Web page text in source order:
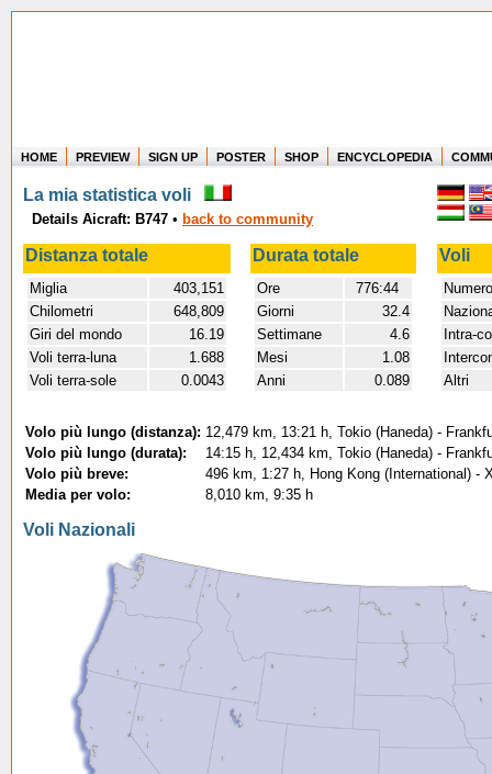
Where in the world have you flown?
How long have you been in the air?
Create your own FlightMemory and see!
HOME PREVIEW SIGN UP POSTER SHOP ENCYCLOPEDIA
La mia statistica voli
Details Aicraft: B747 • back to community
Distanza totale Durata totale Voli
Miglia
403,151
Chilometri
648,809
Giri del mondo
16.19
Voli terra-luna
1.688
Voli terra-sole
0.0043
Ore
776:44
Giorni
32.4
Settimane
4.6
Mesi
1.08
Anni
0.089
Intra-
Altri
Volo più lungo (distanza): 12,479 km, 13:21 h, Tokio (Haneda) -
Volo più lungo (durata):
14:15 h, 12,434 km, Tokio (Haneda) -
Volo più breve:
496 km, 1:27 h, Hong Kong (International) -
Media per volo:
8,010 km, 9:35 h
Voli Nazionali